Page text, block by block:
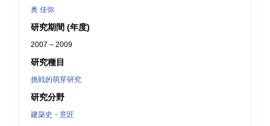
奥 佳弥
研究期間 (年度)
2007 – 2009
研究種目
挑戦的萌芽研究
研究分野
建築史・意匠